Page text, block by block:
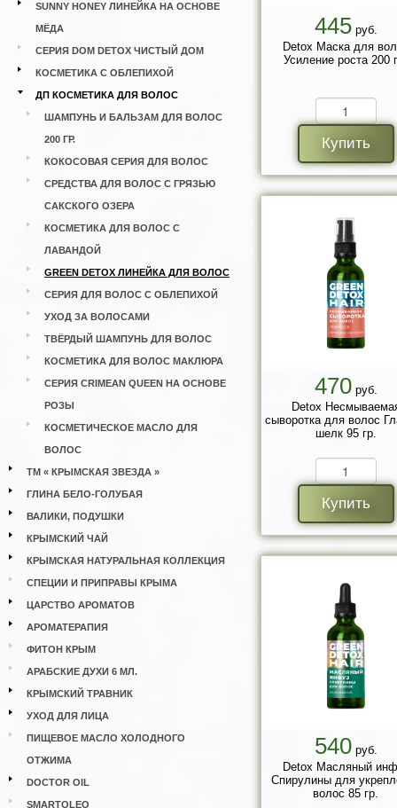
SUNNY HONEY ЛИНЕЙКА НА ОСНОВЕ
МЁДА
СЕРИЯ DOM DETOX ЧИСТЫЙ ДОМ
КОСМЕТИКА С ОБЛЕПИХОЙ
ДП КОСМЕТИКА ДЛЯ ВОЛОС
ШАМПУНЬ И БАЛЬЗАМ ДЛЯ ВОЛОС
200 ГР.
КОКОСОВАЯ СЕРИЯ ДЛЯ ВОЛОС
СРЕДСТВА ДЛЯ ВОЛОС С ГРЯЗЬЮ
САКСКОГО ОЗЕРА
КОСМЕТИКА ДЛЯ ВОЛОС С
ЛАВАНДОЙ
GREEN DETOX ЛИНЕЙКА ДЛЯ ВОЛОС
СЕРИЯ ДЛЯ ВОЛОС С ОБЛЕПИХОЙ
УХОД ЗА ВОЛОСАМИ
ТВЁРДЫЙ ШАМПУНЬ ДЛЯ ВОЛОС
КОСМЕТИКА ДЛЯ ВОЛОС МАКЛЮРА
СЕРИЯ CRIMEAN QUEEN НА ОСНОВЕ
РОЗЫ
КОСМЕТИЧЕСКОЕ МАСЛО ДЛЯ
ВОЛОС
ТМ « КРЫМСКАЯ ЗВЕЗДА »
ГЛИНА БЕЛО-ГОЛУБАЯ
ВАЛИКИ, ПОДУШКИ
КРЫМСКИЙ ЧАЙ
КРЫМСКАЯ НАТУРАЛЬНАЯ КОЛЛЕКЦИЯ
СПЕЦИИ И ПРИПРАВЫ КРЫМА
ЦАРСТВО АРОМАТОВ
АРОМАТЕРАПИЯ
ФИТОН КРЫМ
АРАБСКИЕ ДУХИ 6 МЛ.
КРЫМСКИЙ ТРАВНИК
УХОД ДЛЯ ЛИЦА
ПИЩЕВОЕ МАСЛО ХОЛОДНОГО
ОТЖИМА
DOCTOR OIL
SMARTOLEO
445руб.
Detox Маска для
Усиление роста 200
Купить
470руб.
Detox
сыворотка для волос
шелк 95 гр.
Купить
540руб.
Detox Масляный
Спирулины для
волос 85 гр.